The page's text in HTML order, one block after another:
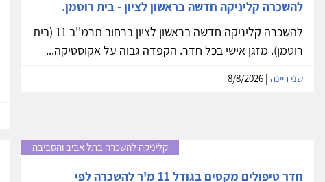
להשכרה קליניקה חדשה בראשון לציון - בית רוטמן.
להשכרה קליניקה חדשה בראשון לציון ברחוב תרמ''ב 11 (בית
רוטמן). מזגן אישי בכל חדר. הקפדה גבוה על אקוסטיקה...
שני ריינה
קליניקה להשכרה בתל אביב והסביבה
חדר טיפולים מקסים בגודל 11 מ'ר להשכרה לפי